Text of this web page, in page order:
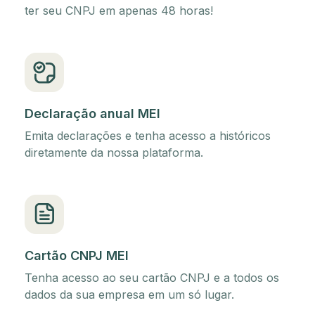
ter seu CNPJ em apenas 48 horas!
Declaração anual MEI
Emita declarações e tenha acesso a históricos
diretamente da nossa plataforma.
Cartão CNPJ MEI
Tenha acesso ao seu cartão CNPJ e a todos os
dados da sua empresa em um só lugar.